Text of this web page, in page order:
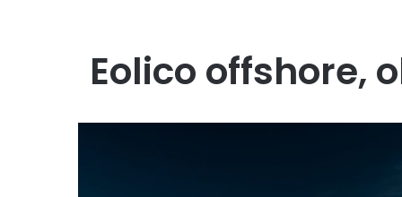
Eolico offshore,